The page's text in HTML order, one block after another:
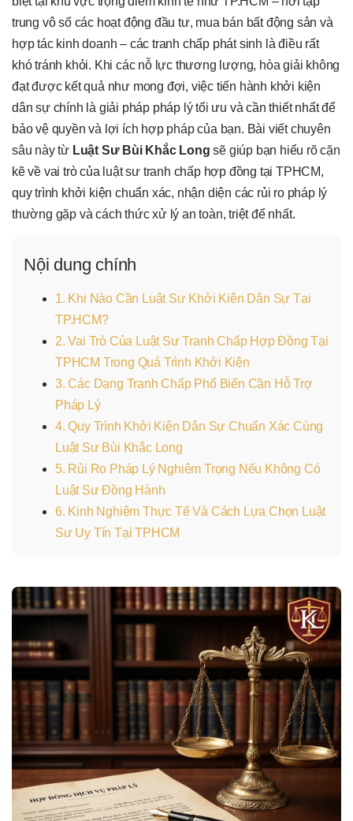
trung vô số các hoạt động đầu tư, mua bán bất động sản và
hợp tác kinh doanh – các tranh chấp phát sinh là điều rất
khó tránh khỏi. Khi các nỗ lực thương lượng, hòa giải không
đạt được kết quả như mong đợi, việc tiến hành khởi kiện
dân sự chính là giải pháp pháp lý tối ưu và cần thiết nhất để
bảo vệ quyền và lợi ích hợp pháp của bạn. Bài viết chuyên
sâu này từ Luật Sư Bùi Khắc Long sẽ giúp bạn hiểu rõ cặn
kẽ về vai trò của luật sư tranh chấp hợp đồng tại TPHCM,
quy trình khởi kiện chuẩn xác, nhận diện các rủi ro pháp lý
thường gặp và cách thức xử lý an toàn, triệt để nhất.
Nội dung chính
1. Khi Nào Cần Luật Sư Khởi Kiện Dân Sự Tại
TP.HCM?
2. Vai Trò Của Luật Sư Tranh Chấp Hợp Đồng Tại
TPHCM Trong Quá Trình Khởi Kiện
3. Các Dạng Tranh Chấp Phổ Biến Cần Hỗ Trợ
Pháp Lý
4. Quy Trình Khởi Kiện Dân Sự Chuẩn Xác Cùng
Luật Sư Bùi Khắc Long
5. Rủi Ro Pháp Lý Nghiêm Trọng Nếu Không Có
Luật Sư Đồng Hành
6. Kinh Nghiệm Thực Tế Và Cách Lựa Chọn Luật
Sư Uy Tín Tại TPHCM